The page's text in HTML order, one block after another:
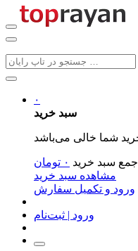
۰
سبد خرید
جمع سبد خرید ۰ تومان
مشاهده سبد خرید
ورود و تکمیل سفارش
ورود | ثبت‌نام